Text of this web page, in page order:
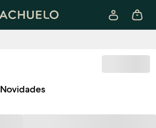
Novidades